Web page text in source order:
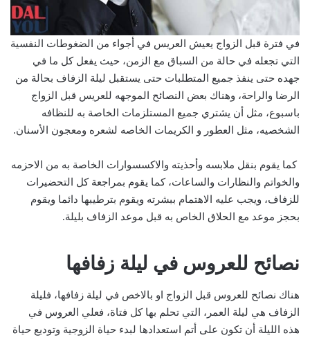
في فترة قبل الزواج يعيش العريس في أجواء من الضغوطات النفسية
التي تجعله في حالة من السباق مع الزمن، حيث يفعل كل ما في
جهده حتى ينفذ جميع المتطلبات حتى يستقبل ليلة الزفاف بحالة من
الرضا والراحة، وهناك بعض النصائح الموجهه للعريس قبل الزواج
باسبوع، مثل أن يشتري جميع المستلزمات الخاصة به للنظافه
الشخصيه، مثل العطور و الكريمات الخاصه لشعره ومعجون الأسنان.
كما يقوم بنقل ملابسه وأحذيته والاكسسوارات الخاصة به من الاحزمه
والخواتم والنظارات والساعات، كما يقوم بمراجعة كل التحضيرات
للزفاف، ويجب عليه الاهتمام ببشرته ويقوم بترطيبها دائما ويقوم
بحجز موعد مع الحلاق الخاص به قبل موعد الزفاف بليلة.
نصائح للعروس في ليلة زفافها
هناك نصائح للعروس قبل الزواج او بالاخص في ليلة زفافها، فليلة
الزفاف هي ليلة العمر، التي تحلم بها كل فتاة، فعلي العروس في
هذه الليلة أن تكون على أتم استعدادها لبدء حياة الزوجية وتوديع حياة